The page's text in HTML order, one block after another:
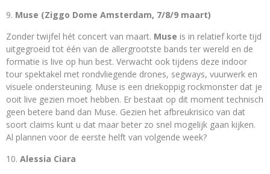
Muse (Ziggo Dome Amsterdam, 7/8/9 maart)
Zonder twijfel hét concert van maart. Muse is in relatief korte tijd
uitgegroeid tot één van de allergrootste bands ter wereld en de
formatie is live op hun best. Verwacht ook tijdens deze indoor
tour spektakel met rondvliegende drones, segways, vuurwerk en
visuele ondersteuning. Muse is een driekoppig rockmonster dat je
ooit live gezien moet hebben. Er bestaat op dit moment technisch
geen betere band dan Muse. Gezien het afbreukrisico van dat
soort claims kunt u dat maar beter zo snel mogelijk gaan kijken.
Al plannen voor de eerste helft van volgende week?
Alessia Ciara